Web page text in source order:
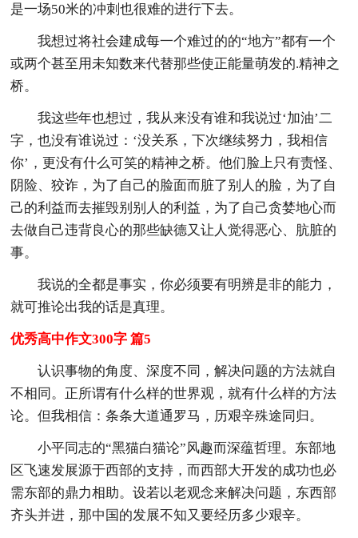
是一场50米的冲刺也很难的进行下去。
我想过将社会建成每一个难过的的“地方”都有一个
或两个甚至用未知数来代替那些使正能量萌发的.精神之
桥。
我这些年也想过，我从来没有谁和我说过‘加油’二
字，也没有谁说过：‘没关系，下次继续努力，我相信
你’，更没有什么可笑的精神之桥。他们脸上只有责怪、
阴险、狡诈，为了自己的脸面而脏了别人的脸，为了自
己的利益而去摧毁别别人的利益，为了自己贪婪地心而
去做自己违背良心的那些缺德又让人觉得恶心、肮脏的
事。
我说的全都是事实，你必须要有明辨是非的能力，
就可推论出我的话是真理。
优秀高中作文300字 篇5
认识事物的角度、深度不同，解决问题的方法就自
不相同。正所谓有什么样的世界观，就有什么样的方法
论。但我相信：条条大道通罗马，历艰辛殊途同归。
小平同志的“黑猫白猫论”风趣而深蕴哲理。东部地
区飞速发展源于西部的支持，而西部大开发的成功也必
需东部的鼎力相助。设若以老观念来解决问题，东西部
齐头并进，那中国的发展不知又要经历多少艰辛。